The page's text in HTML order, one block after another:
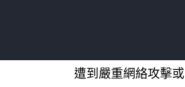
遭到嚴重網絡攻擊或